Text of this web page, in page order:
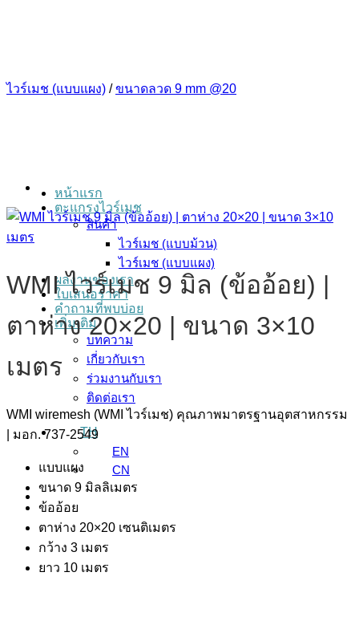
หน้าแรก
ตะแกรงไวร์เมช
สินค้า
ไวร์เมช (แบบม้วน)
ไวร์เมช (แบบแผง)
ผลงานของเรา
ใบเสนอราคา
คำถามที่พบบ่อย
เพิ่มเติม
บทความ
เกี่ยวกับเรา
ร่วมงานกับเรา
ติดต่อเรา
TH
EN
CN
ไวร์เมช (แบบแผง) / ขนาดลวด 9 mm @20
WMI ไวร์เมช 9 มิล (ข้ออ้อย) |
ตาห่าง 20×20 | ขนาด 3×10
เมตร
WMI wiremesh (WMI ไวร์เมช) คุณภาพมาตรฐานอุตสาหกรรม
| มอก. 737-2549
แบบแผง
ขนาด 9 มิลลิเมตร
ข้ออ้อย
ตาห่าง 20×20 เซนติเมตร
กว้าง 3 เมตร
ยาว 10 เมตร